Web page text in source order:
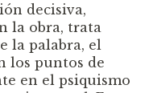
decisiva,
la obra, trata
la palabra, el
los puntos de
en el psiquismo